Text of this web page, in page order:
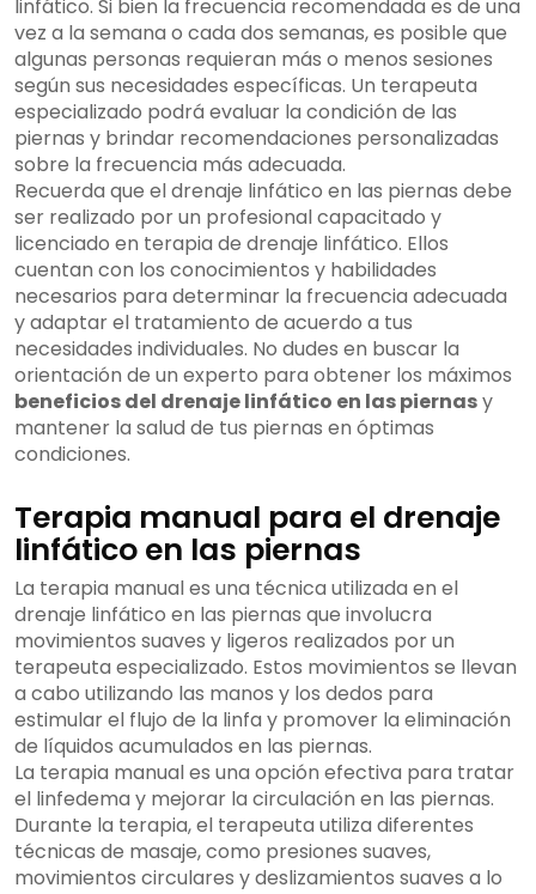
linfático. Si bien la frecuencia recomendada es de una
vez a la semana o cada dos semanas, es posible que
algunas personas requieran más o menos sesiones
según sus necesidades específicas. Un terapeuta
especializado podrá evaluar la condición de las
piernas y brindar recomendaciones personalizadas
sobre la frecuencia más adecuada.
Recuerda que el drenaje linfático en las piernas debe
ser realizado por un profesional capacitado y
licenciado en terapia de drenaje linfático. Ellos
cuentan con los conocimientos y habilidades
necesarios para determinar la frecuencia adecuada
y adaptar el tratamiento de acuerdo a tus
necesidades individuales. No dudes en buscar la
orientación de un experto para obtener los máximos
beneficios del drenaje linfático en las piernasy
mantener la salud de tus piernas en óptimas
condiciones.
Terapia manual para el drenaje
linfático en las piernas
La terapia manual es una técnica utilizada en el
drenaje linfático en las piernas que involucra
movimientos suaves y ligeros realizados por un
terapeuta especializado. Estos movimientos se llevan
a cabo utilizando las manos y los dedos para
estimular el flujo de la linfa y promover la eliminación
de líquidos acumulados en las piernas.
La terapia manual es una opción efectiva para tratar
el linfedema y mejorar la circulación en las piernas.
Durante la terapia, el terapeuta utiliza diferentes
técnicas de masaje, como presiones suaves,
movimientos circulares y deslizamientos suaves a lo